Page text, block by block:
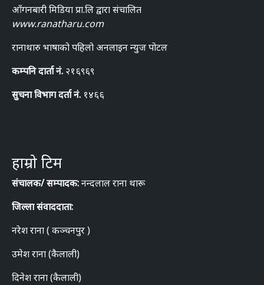
आँगनबारी मिडिया प्रा.लि द्वारा संचालित
www.ranatharu.com
रानाथारु भाषाको पहिलो अनलाइन न्युज पोटल
कम्पनि दार्ता नं. २१६९६९
सुचना विभाग दर्ता नं. १४६६
हाम्रो टिम
संचालक/ सम्पादक:नन्दलाल राना थारू
जिल्ला संवाददाता:
नरेश राना ( कञ्चनपुर )
उमेश राना (कैलाली)
दिनेश राना (कैलाली)